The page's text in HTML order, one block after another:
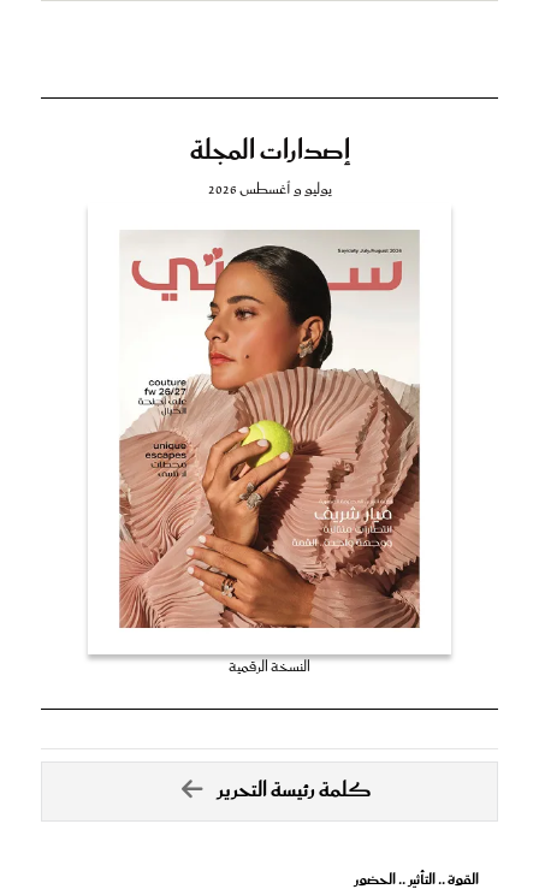
إصدارات المجلة
يوليو و أغسطس 2026
النسخة الرقمية
كلمة رئيسة التحرير
القوة .. التأثير .. الحضور